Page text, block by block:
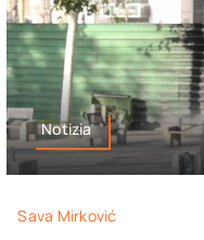
Notizia
Sava Mirković